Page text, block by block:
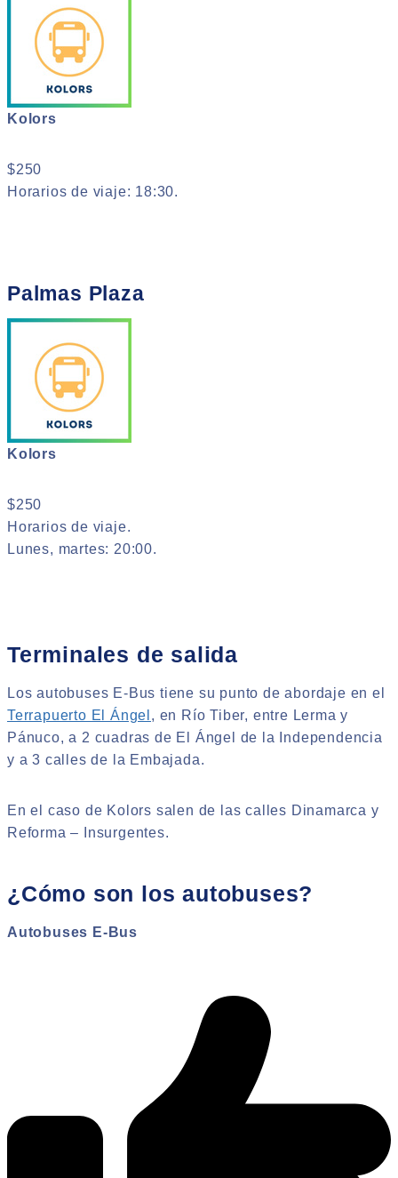
Kolors
$250
Horarios de viaje: 18:30.
Palmas Plaza
Kolors
$250
Horarios de viaje.
Lunes, martes: 20:00.
Terminales de salida
Los autobuses E-Bus tiene su punto de abordaje en el
Terrapuerto El Ángel , en Río Tiber, entre Lerma y
Pánuco, a 2 cuadras de El Ángel de la Independencia
y a 3 calles de la Embajada.
En el caso de Kolors salen de las calles Dinamarca y
Reforma – Insurgentes.
¿Cómo son los autobuses?
Autobuses E-Bus